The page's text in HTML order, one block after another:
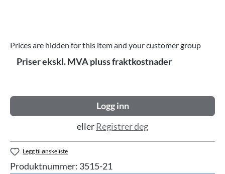
Prices are hidden for this item and your customer group
Priser ekskl. MVA pluss fraktkostnader
Logg inn
ellerRegistrer deg
Legg til ønskeliste
Produktnummer: 3515-21